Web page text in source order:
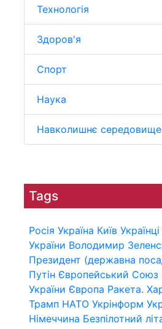
Технологія
Здоров'я
Спорт
Наука
Навколишнє середовище
Tags
Росія Україна Київ Українці
України Володимир
Президент (державна
Путін Європейський Союз
України Європа Ракета.
Трамп НАТО Укрінформ
Німеччина Безпілотний